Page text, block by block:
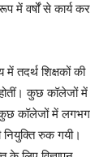
में वर्षों से कार्य कर
में तदर्थ शिक्षकों की
कुछ कॉलेजों में
कुछ कॉलेजों में लगभग
रुक गयी।